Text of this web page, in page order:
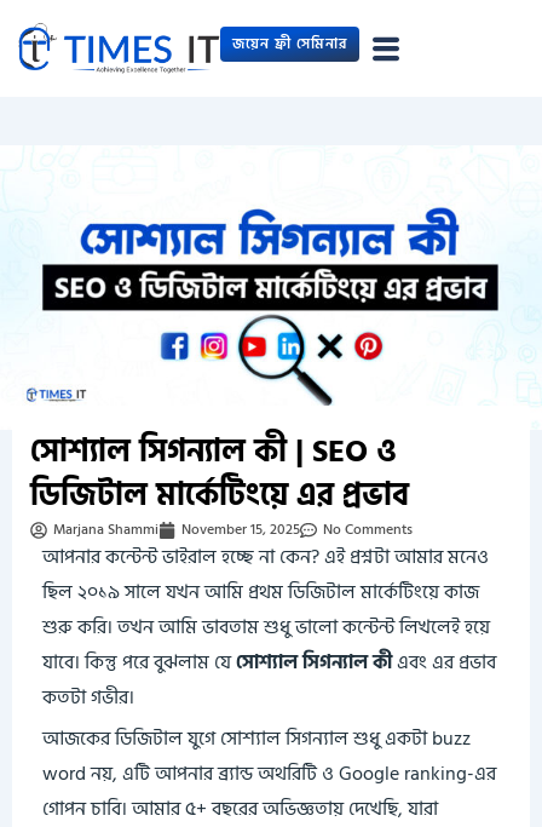
জয়েন ফ্রী সেমিনার
সোশ্যাল সিগন্যাল কী | SEO ও
ডিজিটাল মার্কেটিংয়ে এর প্রভাব
Marjana Shammi November 15, 2025 No Comments
আপনার কন্টেন্ট ভাইরাল হচ্ছে না কেন? এই প্রশ্নটা আমার মনেও
ছিল ২০১৯ সালে যখন আমি প্রথম ডিজিটাল মার্কেটিংয়ে কাজ
শুরু করি। তখন আমি ভাবতাম শুধু ভালো কন্টেন্ট লিখলেই হয়ে
যাবে। কিন্তু পরে বুঝলাম যেসোশ্যাল সিগন্যাল কীএবং এর প্রভাব
কতটা গভীর।
আজকের ডিজিটাল যুগে সোশ্যাল সিগন্যাল শুধু একটা buzz
word নয়, এটি আপনার ব্র্যান্ড অথরিটি ও Google ranking-এর
গোপন চাবি। আমার ৫+ বছরের অভিজ্ঞতায় দেখেছি, যারা